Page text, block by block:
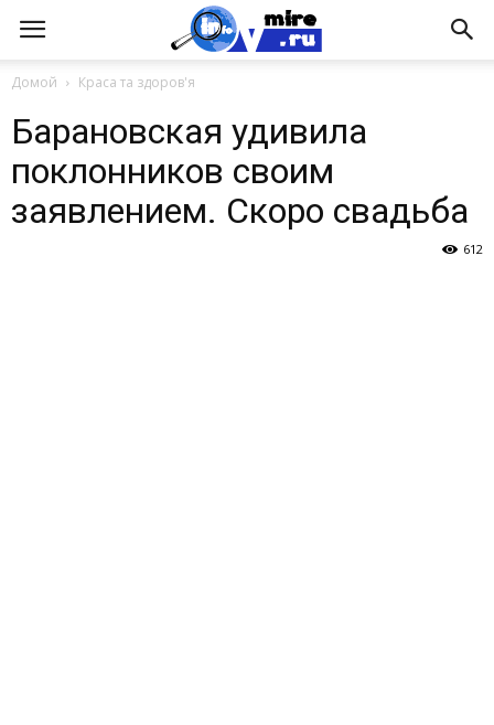
Домой Краса та здоров'я
Барановская удивила
поклонников своим
заявлением. Скоро свадьба
612